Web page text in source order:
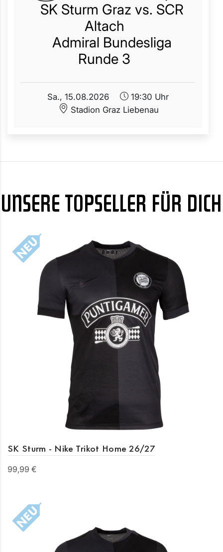
SK Sturm Graz vs. SCR
Altach
Admiral Bundesliga
Runde 3
Sa., 15.08.2026
19:30 Uhr
Stadion Graz Liebenau
UNSERE TOPSELLER FÜR DICH
SK Sturm - Nike Trikot Home 26/27
99,99 €